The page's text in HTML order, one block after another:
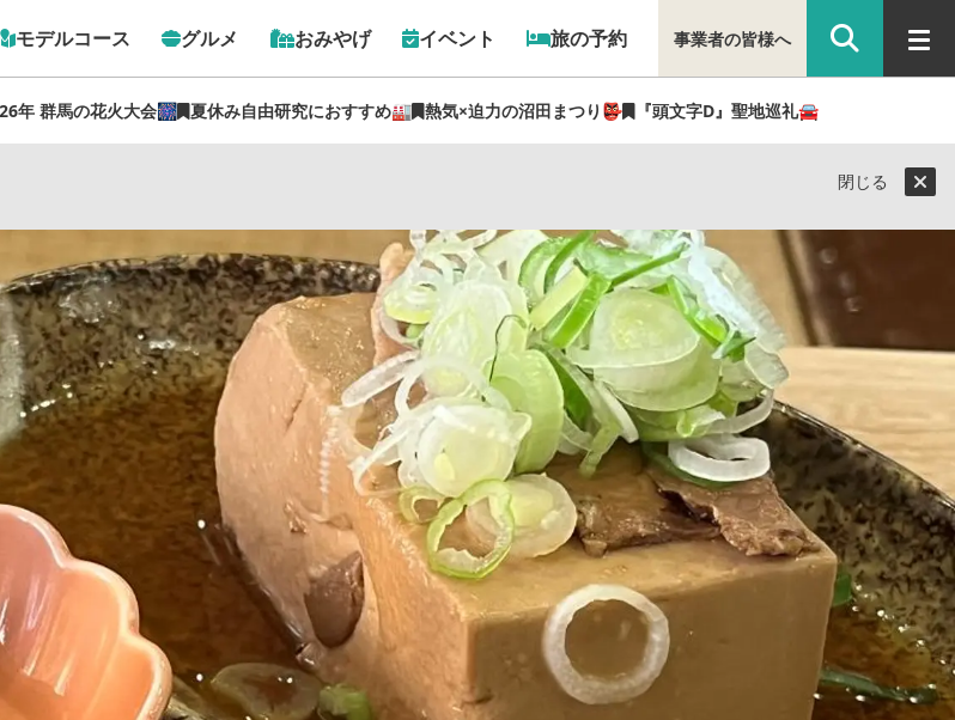
モデルコース グルメ おみやげ イベント 旅の予約
年 群馬の花火大会🎆 夏休み自由研究におすすめ🏭 熱気×迫力の沼田まつり👺 『頭文字D』聖地巡礼🚘
事業者の皆様へ
閉じる